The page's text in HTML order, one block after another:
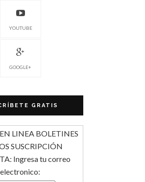
YOUTUBE
GOOGLE+
GRATIS
LINEA BOLETINES
SUSCRIPCIÓN
Ingresa tu correo
electronico: